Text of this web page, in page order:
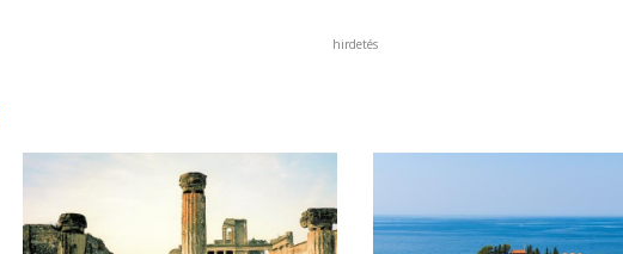
hirdetés